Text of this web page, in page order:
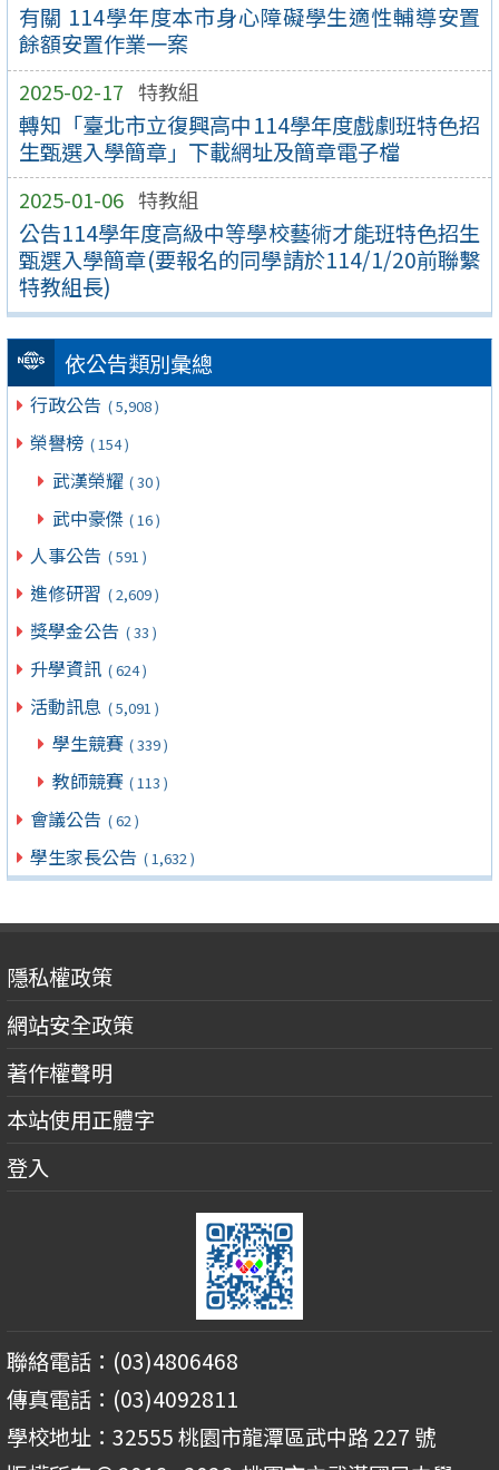
有關 114學年度本市身心障礙學生適性輔導安置
餘額安置作業一案
2025-02-17 特教組
轉知「臺北市立復興高中114學年度戲劇班特色招
生甄選入學簡章」下載網址及簡章電子檔
2025-01-06 特教組
公告114學年度高級中等學校藝術才能班特色招生
甄選入學簡章(要報名的同學請於114/1/20前聯繫
特教組長)
依公告類別彙總
行政公告 ( 5,908 )
榮譽榜 ( 154 )
武漢榮耀 ( 30 )
武中豪傑 ( 16 )
人事公告 ( 591 )
進修研習 ( 2,609 )
獎學金公告 ( 33 )
升學資訊 ( 624 )
活動訊息 ( 5,091 )
學生競賽 ( 339 )
教師競賽 ( 113 )
會議公告 ( 62 )
學生家長公告 ( 1,632 )
隱私權政策
網站安全政策
著作權聲明
本站使用正體字
登入
聯絡電話：(03)4806468
傳真電話：(03)4092811
學校地址：32555 桃園市龍潭區武中路 227 號